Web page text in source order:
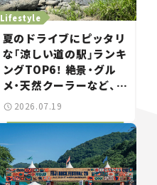
Lifestyle
夏のドライブにピッタリ
な「涼しい道の駅」ランキ
ングTOP6！ 絶景・グル
メ・天然クーラーなど、避
暑におすすめのスポット
推し駅ガイド】vol.15
2026.07.19